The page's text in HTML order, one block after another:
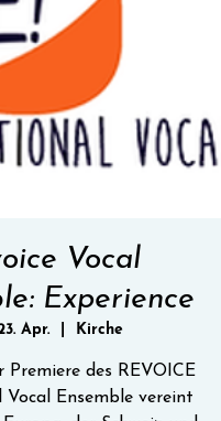
Vocal
Experience
Apr.
  |
Kirche
Premiere des REVOICE
Vocal Ensemble vereint